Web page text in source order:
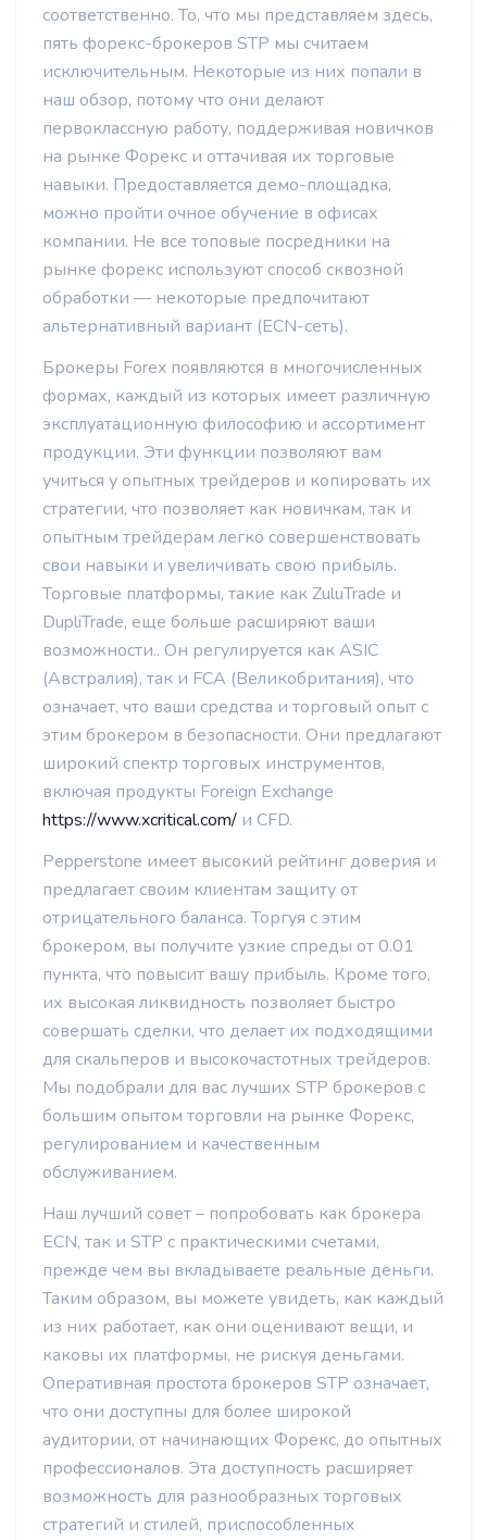
соответственно. То, что мы представляем здесь,
пять форекс-брокеров STP мы считаем
исключительным. Некоторые из них попали в
наш обзор, потому что они делают
первоклассную работу, поддерживая новичков
на рынке Форекс и оттачивая их торговые
навыки. Предоставляется демо-площадка,
можно пройти очное обучение в офисах
компании. Не все топовые посредники на
рынке форекс используют способ сквозной
обработки — некоторые предпочитают
альтернативный вариант (ECN-сеть).
Брокеры Forex появляются в многочисленных
формах, каждый из которых имеет различную
эксплуатационную философию и ассортимент
продукции. Эти функции позволяют вам
учиться у опытных трейдеров и копировать их
стратегии, что позволяет как новичкам, так и
опытным трейдерам легко совершенствовать
свои навыки и увеличивать свою прибыль.
Торговые платформы, такие как ZuluTrade и
DupliTrade, еще больше расширяют ваши
возможности.. Он регулируется как ASIC
(Австралия), так и FCA (Великобритания), что
означает, что ваши средства и торговый опыт с
этим брокером в безопасности. Они предлагают
широкий спектр торговых инструментов,
включая продукты Foreign Exchange
https://www.xcritical.com/ и CFD.
Pepperstone имеет высокий рейтинг доверия и
предлагает своим клиентам защиту от
отрицательного баланса. Торгуя с этим
брокером, вы получите узкие спреды от 0.01
пункта, что повысит вашу прибыль. Кроме того,
их высокая ликвидность позволяет быстро
совершать сделки, что делает их подходящими
для скальперов и высокочастотных трейдеров.
Мы подобрали для вас лучших STP брокеров с
большим опытом торговли на рынке Форекс,
регулированием и качественным
обслуживанием.
Наш лучший совет – попробовать как брокера
ECN, так и STP с практическими счетами,
прежде чем вы вкладываете реальные деньги.
Таким образом, вы можете увидеть, как каждый
из них работает, как они оценивают вещи, и
каковы их платформы, не рискуя деньгами.
Оперативная простота брокеров STP означает,
что они доступны для более широкой
аудитории, от начинающих Форекс, до опытных
профессионалов. Эта доступность расширяет
возможность для разнообразных торговых
стратегий и стилей, приспособленных